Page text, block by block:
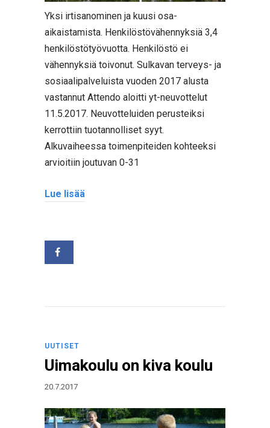
Yksi irtisanominen ja kuusi osa-
aikaistamista. Henkilöstövähennyksiä 3,4
henkilöstötyövuotta. Henkilöstö ei
vähennyksiä toivonut. Sulkavan terveys- ja
sosiaalipalveluista vuoden 2017 alusta
vastannut Attendo aloitti yt-neuvottelut
11.5.2017. Neuvotteluiden perusteiksi
kerrottiin tuotannolliset syyt.
Alkuvaiheessa toimenpiteiden kohteeksi
arvioitiin joutuvan 0-31
Lue lisää
UUTISET
Uimakoulu on kiva koulu
20.7.2017